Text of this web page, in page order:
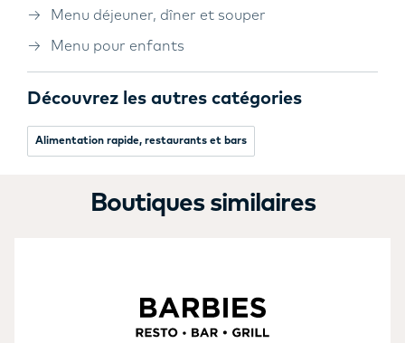
Menu déjeuner, dîner et souper
Menu pour enfants
Découvrez les autres catégories
Alimentation rapide, restaurants et bars
Boutiques similaires